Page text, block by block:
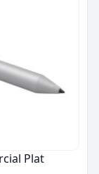
Plat